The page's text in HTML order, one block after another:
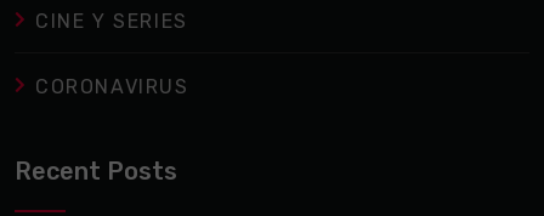
CINE Y SERIES
CORONAVIRUS
Recent Posts